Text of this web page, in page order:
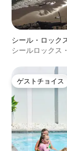
シール・ロック
シールロックス
ゲストチョイス
ゲストチョイス